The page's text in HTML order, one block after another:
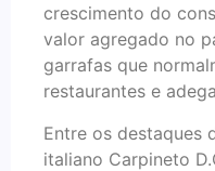
crescimento do
valor agregado no
garrafas que
restaurantes e
Entre os destaques
italiano Carpineto